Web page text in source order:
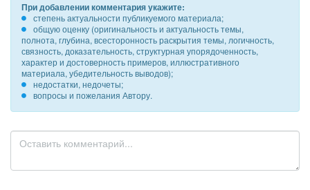
При добавлении комментария укажите:
степень актуальности публикуемого материала;
общую оценку (оригинальность и актуальность темы,
полнота, глубина, всесторонность раскрытия темы, логичность,
связность, доказательность, структурная упорядоченность,
характер и достоверность примеров, иллюстративного
материала, убедительность выводов);
недостатки, недочеты;
вопросы и пожелания Автору.